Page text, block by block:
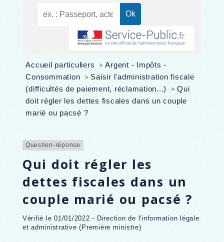
Accueil particuliers > Argent - Impôts -
Consommation > Saisir l'administration fiscale
(difficultés de paiement, réclamation...)
> Qui
doit régler les dettes fiscales dans un couple
marié ou pacsé ?
Question-réponse
Qui doit régler les
dettes fiscales dans un
couple marié ou pacsé ?
Vérifié le 01/01/2022 - Direction de l'information légale
et administrative (Première ministre)